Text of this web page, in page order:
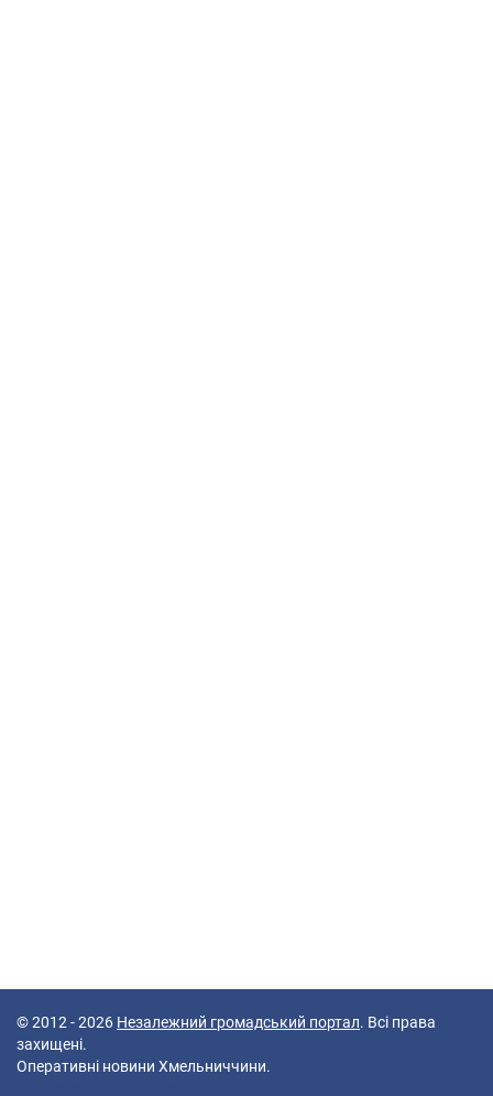
© 2012 - 2026 Незалежний громадський портал. Всі права
захищені.
Оперативні новини Хмельниччини.